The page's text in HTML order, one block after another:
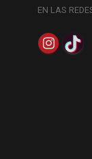
EN LAS